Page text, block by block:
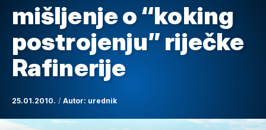
mišljenje o “koking
postrojenju” riječke
Rafinerije
25.01.2010. Autor: urednik